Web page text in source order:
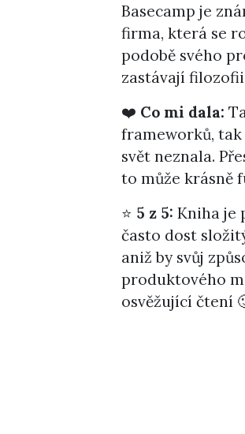
Basecamp je
firma, která se
podobě svého
zastávají
❤️ Co mi dala:
frameworků, tak
svět neznala.
to může krásně
⭐ 5 z 5: Kniha je
často dost
aniž by svůj
produktového
osvěžující čtení